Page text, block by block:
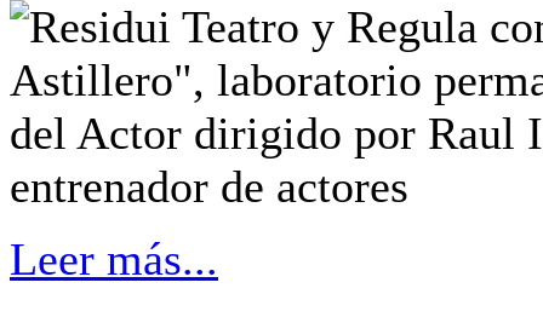
Residui Teatro y Regula
Astillero", laboratorio
del Actor dirigido por Raul
entrenador de actores
Leer más...